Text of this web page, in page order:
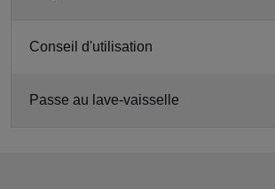
Conseil d'utilisation
Passe au lave-vaisselle